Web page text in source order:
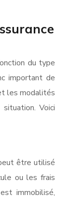
du type
important de
les modalités
situation. Voici
être utilisé
ou les frais
immobilisé,